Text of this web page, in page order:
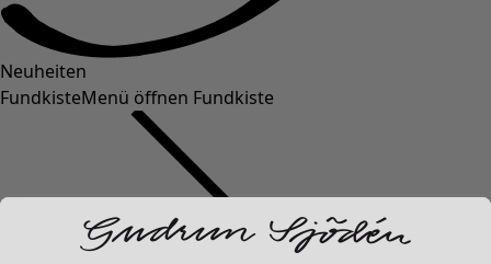
Neuheiten
FundkisteMenü öffnen Fundkiste